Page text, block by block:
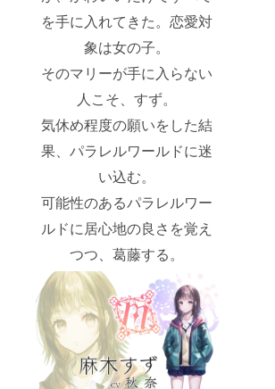
を手に入れてきた。恋愛対
象は女の子。
そのマリーが手に入らない
人こそ、すず。
気休め程度の願いをした結
果、パラレルワールドに迷
い込む。
可能性のあるパラレルワー
ルドに居心地の良さを覚え
つつ、葛藤する。